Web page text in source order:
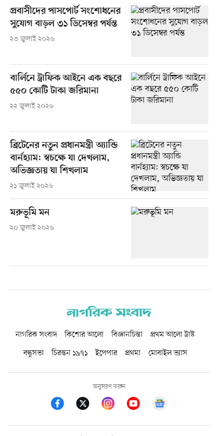
প্রবাসীদের পাসপোর্ট সংশোধনের
সুযোগ বাড়ল ৩১ ডিসেম্বর পর্যন্ত
২৩ জুলাই ২০২৬
বার্লিনে ট্রাফিক আইনে এক বছরে
৫৫০ কোটি টাকা জরিমানা
২২ জুলাই ২০২৬
ব্রিটেনের নতুন প্রধানমন্ত্রী অ্যান্ডি
বার্নহ্যাম: স্বচক্ষে যা দেখলাম,
অভিজ্ঞতায় যা শিখলাম
২১ জুলাই ২০২৬
মরুভূমি মন
২০ জুলাই ২০২৬
নাগরিক সংবাদ কিশোর আলো বিজ্ঞানচিন্তা
প্রথম আলো ট্রাস্ট
বন্ধুসভা
চিরন্তন ১৯৭১ ইপেপার প্রথমা মোবাইল ভ্যাস
অনুসরণ করুন